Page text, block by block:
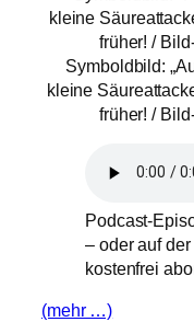
Symboldbild:
kleine
früher! /
Podcast-
– oder auf
kostenfrei
(mehr …)